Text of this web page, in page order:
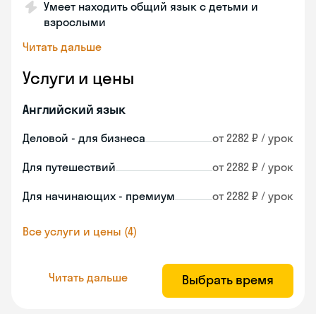
Умеет находить общий язык с детьми и
взрослыми
Читать дальше
Услуги и цены
Английский язык
Деловой - для бизнеса от 2282 ₽ / урок
Для путешествий от 2282 ₽ / урок
Для начинающих - премиум от 2282 ₽ / урок
Все услуги и цены (4)
Читать дальше Выбрать время